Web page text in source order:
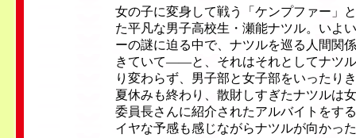
女の子に変身して戦う「ケンプファー」
た平凡な男子高校生・瀬能ナツル。いよ
ーの謎に迫る中で、ナツルを巡る人間関
きていて——と、それはそれとしてナツ
り変わらず、男子部と女子部をいったり
夏休みも終わり、散財しすぎたナツルは
委員長さんに紹介されたアルバイトをす
イヤな予感も感じながらナツルが向かっ